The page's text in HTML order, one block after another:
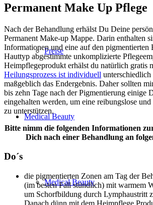
Preise
Medical Beauty
Medical Beauty
Permanent Make Up Pflege
Nach der Behandlung erhälst Du Deine
Permanent Make-up Mappe. Darin enthalten
Informationen und eine auf den pigmentierten
Hauttyp abgestimmte unkomplizierte
Heimpflegeprodukt erhälst du natürlich gratis
Heilungsprozess ist individuell
maßgeblich das Endergebnis. Daher sollten
bis zehn Tage nach der Pigmentierung einige
eingehalten werden, um eine reibungslose
zu unterstützen.
Bitte nimm die folgenden Informationen
Dich nach einer Behandlung an
Do´s
die pigmentierten Zonen am Tag der
(im besten Fall stündlich) mit warmem
um Schorfbildung durch Lymphaustritt